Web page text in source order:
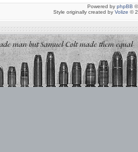
Powered by phpBB
Style originally created by Volize ©